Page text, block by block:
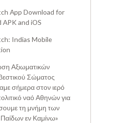
App Download for
APK and iOS
Indias Mobile
Αξιωματικών
Σώματος
σήμερα στον ιερό
ναό Αθηνών για
τη μνήμη των
εν Καμίνω»